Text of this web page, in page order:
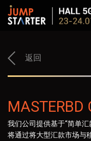
返回
MASTERBD
我们公司提供基于“简单
将通过将大型汇款市场与